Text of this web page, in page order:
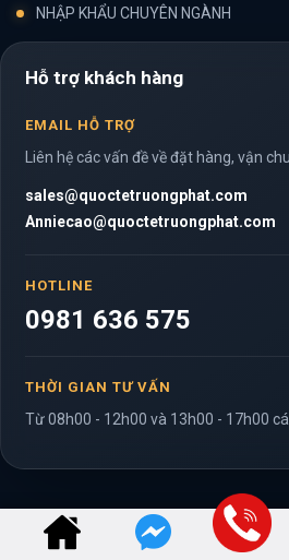
NHẬP KHẨU CHUYÊN NGÀNH
Hỗ trợ khách hàng
EMAIL HỖ TRỢ
Liên hệ các vấn đề về đặt hàng, vận
sales@quoctetruongphat.com
Anniecao@quoctetruongphat.com
HOTLINE
0981 636 575
THỜI GIAN TƯ VẤN
Từ 08h00 - 12h00 và 13h00 - 17h00
© 2020 Trường Phát Logistics